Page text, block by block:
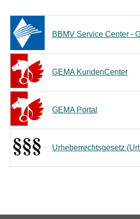
BBMV Service Center -
GEMA KundenCenter
GEMA Portal
Urheberrechtsgesetz